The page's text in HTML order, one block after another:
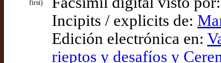
first)
Incipits / explicits de:
Edición electrónica en:
rieptos y desafíos y